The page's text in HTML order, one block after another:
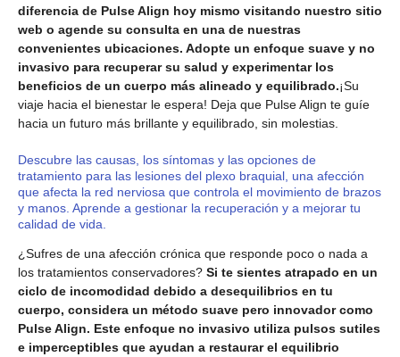
diferencia de Pulse Align hoy mismo visitando nuestro sitio
web o agende su consulta en una de nuestras
convenientes ubicaciones. Adopte un enfoque suave y no
invasivo para recuperar su salud y experimentar los
beneficios de un cuerpo más alineado y equilibrado.¡Su
viaje hacia el bienestar le espera! Deja que Pulse Align te guíe
hacia un futuro más brillante y equilibrado, sin molestias.
Descubre las causas, los síntomas y las opciones de
tratamiento para las lesiones del plexo braquial, una afección
que afecta la red nerviosa que controla el movimiento de brazos
y manos. Aprende a gestionar la recuperación y a mejorar tu
calidad de vida.
¿Sufres de una afección crónica que responde poco o nada a
los tratamientos conservadores? Si te sientes atrapado en un
ciclo de incomodidad debido a desequilibrios en tu
cuerpo, considera un método suave pero innovador como
Pulse Align. Este enfoque no invasivo utiliza pulsos sutiles
e imperceptibles que ayudan a restaurar el equilibrio